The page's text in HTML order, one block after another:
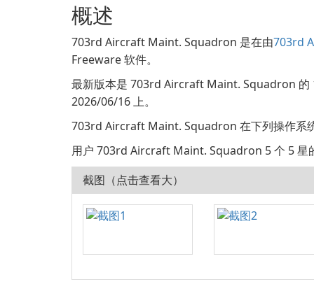
概述
703rd Aircraft Maint. Squadron 是在由703rd
Freeware 软件。
最新版本是 703rd Aircraft Maint. Squadron 的
2026/06/16 上。
703rd Aircraft Maint. Squadron 在下列操作系
用户 703rd Aircraft Maint. Squadron 5 个 5 星
截图（点击查看大）